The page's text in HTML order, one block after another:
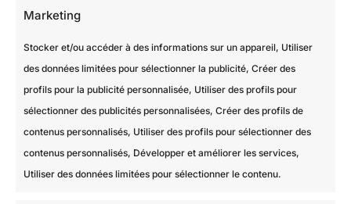
Marketing
Stocker et/ou accéder à des informations sur un appareil, Utiliser
des données limitées pour sélectionner la publicité, Créer des
profils pour la publicité personnalisée, Utiliser des profils pour
sélectionner des publicités personnalisées, Créer des profils de
contenus personnalisés, Utiliser des profils pour sélectionner des
contenus personnalisés, Développer et améliorer les services,
Utiliser des données limitées pour sélectionner le contenu.
Devis gratuit